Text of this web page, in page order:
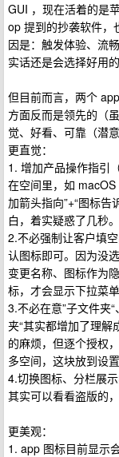
GUI ，现在活着的是
op 提到的抄袭软件，
因是：触发体验、流
实话还是会选择好用
但目前而言，两个
方面反而是领先的（
觉、好看、可靠（潜意
更直觉：
1. 增加产品操作指引
在空间里，如
加箭头指向”+“图标
白，着实疑惑了几秒。
2.不必强制让客户填
认图标即可。因为没
变更名称、图标作为
标，才会显示下拉菜
3.不必在意”子文件夹
夹“其实都增加了理
的麻烦，但逐个授权
多空间，这块放到设
4.切换图标、分栏展
其实可以看看盗版的
更美观：
1. app 图标目前显示